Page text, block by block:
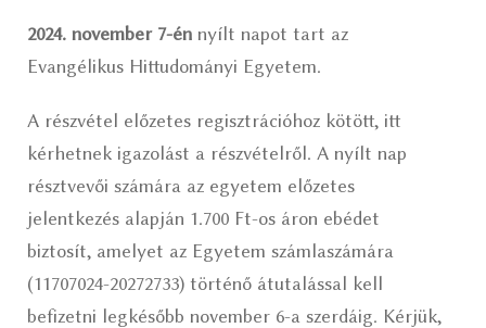
2024. november 7-én nyílt napot tart az
Evangélikus Hittudományi Egyetem.
A részvétel előzetes regisztrációhoz kötött, itt
kérhetnek igazolást a részvételről. A nyílt nap
résztvevői számára az egyetem előzetes
jelentkezés alapján 1.700 Ft-os áron ebédet
biztosít, amelyet az Egyetem számlaszámára
(11707024-20272733) történő átutalással kell
befizetni legkésőbb november 6-a szerdáig. Kérjük,